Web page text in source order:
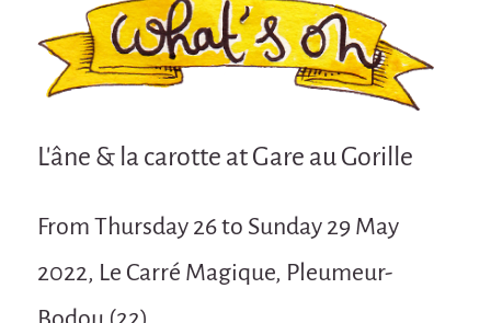
Attraction Capillaire
BLANC
Courbatures
Muscle Pain
La Brise de la Pastille
L'âne & la carotte
Les maîtres du désordre
L'essaim - participative project surrounding
La Brise de la Pastille
L'âne & la carotte at Gare au Gorille
From Thursday 26 to Sunday 29 May
2022, Le Carré Magique, Pleumeur-